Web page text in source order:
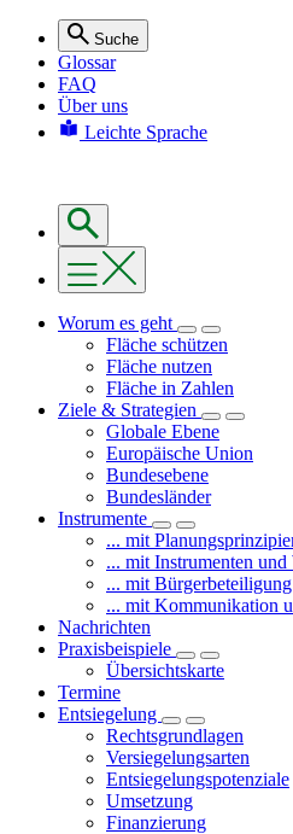
Suche
Glossar
FAQ
Über uns
Leichte Sprache
Worum es geht
Fläche schützen
Fläche nutzen
Fläche in Zahlen
Ziele & Strategien
Globale Ebene
Europäische Union
Bundesebene
Bundesländer
Instrumente
... mit
... mit Instrumenten und
... mit Bürgerbeteiligung
... mit Kommunikation
Nachrichten
Praxisbeispiele
Übersichtskarte
Termine
Entsiegelung
Rechtsgrundlagen
Versiegelungsarten
Entsiegelungspotenziale
Umsetzung
Finanzierung